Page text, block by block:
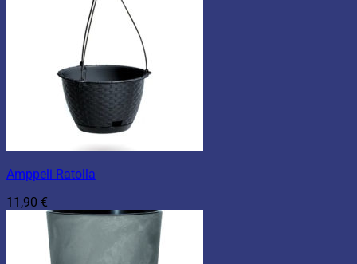
Amppeli Ratolla
11,90 €